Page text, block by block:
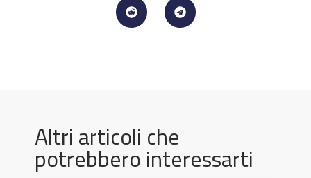
Altri articoli che
potrebbero interessarti